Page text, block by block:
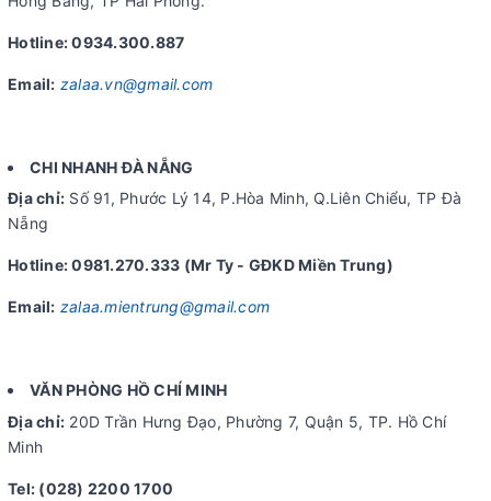
Hotline: 0934.300.887
Email: zalaa.vn@gmail.com
CHI NHANH ĐÀ NẴNG
Địa chỉ: Số 91, Phước Lý 14, P.Hòa Minh, Q.Liên Chiểu, TP Đà
Nẵng
Hotline: 0981.270.333 (Mr Ty - GĐKD Miền Trung)
Email: zalaa.mientrung@gmail.com
VĂN PHÒNG HỒ CHÍ MINH
Địa chỉ: 20D Trần Hưng Đạo, Phường 7, Quận 5, TP. Hồ Chí
Minh
Tel: (028) 2200 1700